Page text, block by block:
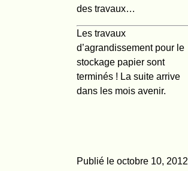
des travaux…
Les travaux
d’agrandissement pour le
stockage papier sont
terminés ! La suite arrive
dans les mois avenir.
Publié le octobre 10, 2012